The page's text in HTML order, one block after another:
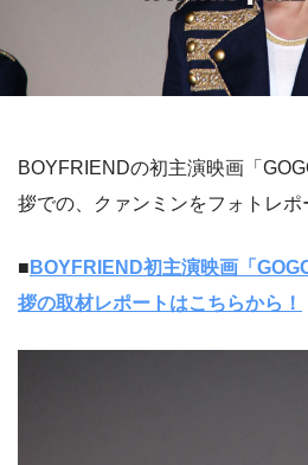
BOYFRIENDの初主演映画「
拶での、クァンミンをフォトレポ
■ BOYFRIEND初主演映画「
拶の取材レポートはこちらから！